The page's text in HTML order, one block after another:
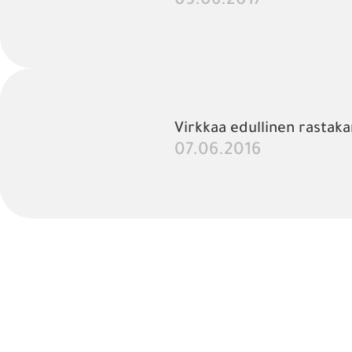
Virkkaa edullinen
07.06.2016